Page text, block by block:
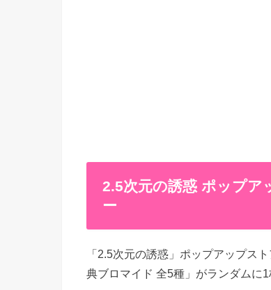
2.5次元の誘惑 ポップア
ー
「2.5次元の誘惑」ポップアップス
典ブロマイド 全5種」がランダムに1